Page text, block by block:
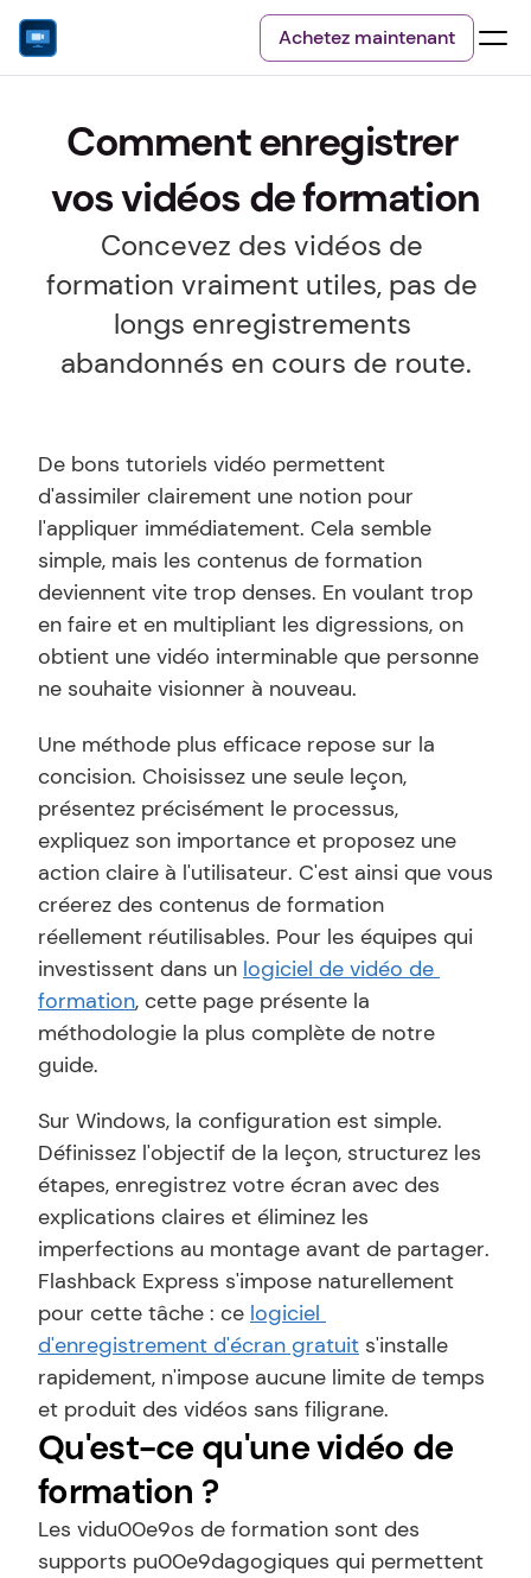
Achetez maintenant
Comment enregistrer
vos vidéos de formation
Concevez des vidéos de
formation vraiment utiles, pas de
longs enregistrements
abandonnés en cours de route.
De bons tutoriels vidéo permettent
d'assimiler clairement une notion pour
l'appliquer immédiatement. Cela semble
simple, mais les contenus de formation
deviennent vite trop denses. En voulant trop
en faire et en multipliant les digressions, on
obtient une vidéo interminable que personne
ne souhaite visionner à nouveau.
Une méthode plus efficace repose sur la
concision. Choisissez une seule leçon,
présentez précisément le processus,
expliquez son importance et proposez une
action claire à l'utilisateur. C'est ainsi que vous
créerez des contenus de formation
réellement réutilisables. Pour les équipes qui
investissent dans un logiciel de vidéo de
formation, cette page présente la
méthodologie la plus complète de notre
guide.
Sur Windows, la configuration est simple.
Définissez l'objectif de la leçon, structurez les
étapes, enregistrez votre écran avec des
explications claires et éliminez les
imperfections au montage avant de partager.
Flashback Express s'impose naturellement
pour cette tâche : ce logiciel
d'enregistrement d'écran gratuit s'installe
rapidement, n'impose aucune limite de temps
et produit des vidéos sans filigrane.
Qu'est-ce qu'une vidéo de
formation ?
Les vidu00e9os de formation sont des
supports pu00e9dagogiques qui permettent